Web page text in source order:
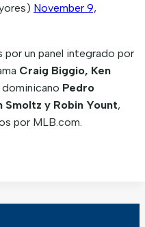
November 9,
un panel integrado por
Craig Biggio, Ken
dominicano Pedro
Smoltz y Robin Yount,
por MLB.com.